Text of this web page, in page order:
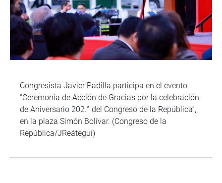
Congresista Javier Padilla participa en el evento
“Ceremonia de Acción de Gracias por la celebración
de Aniversario 202.° del Congreso de la República”,
en la plaza Simón Bolívar. (Congreso de la
República/JReátegui)